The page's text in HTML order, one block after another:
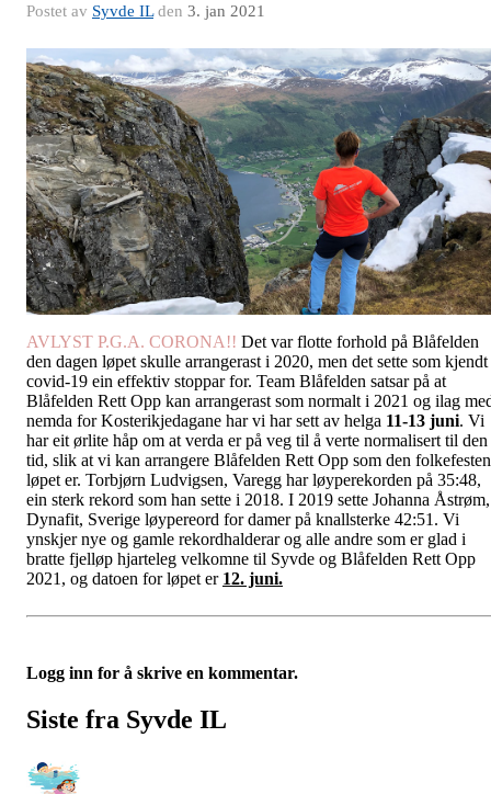
Postet av Syvde ILden 3. jan 2021
AVLYST P.G.A. CORONA!! Det var flotte forhold på Blåfelden
den dagen løpet skulle arrangerast i 2020, men det sette som kjendt
covid-19 ein effektiv stoppar for. Team Blåfelden satsar på at
Blåfelden Rett Opp kan arrangerast som normalt i 2021 og ilag
nemda for Kosterikjedagane har vi har sett av helga 11-13 juni. Vi
har eit ørlite håp om at verda er på veg til å verte normalisert til den
tid, slik at vi kan arrangere Blåfelden Rett Opp som den folkefesten
løpet er. Torbjørn Ludvigsen, Varegg har løyperekorden på 35:48,
ein sterk rekord som han sette i 2018. I 2019 sette Johanna Åstrøm,
Dynafit, Sverige løypereord for damer på knallsterke 42:51. Vi
ynskjer nye og gamle rekordhalderar og alle andre som er glad i
bratte fjelløp hjarteleg velkomne til Syvde og Blåfelden Rett Opp
2021, og datoen for løpet er 12. juni.
Logg inn for å skrive en kommentar.
Siste fra Syvde IL